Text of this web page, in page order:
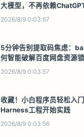
大模型，不再依赖
2026/8/9 0:03:57
5分钟告别提取码焦虑：
何智能破解百度网盘资源锁
2026/8/9 0:03:57
收藏！小白程序员轻松入
Harness工程开始实践
2026/8/9 0:03:56